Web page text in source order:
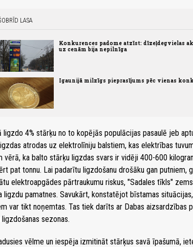
LASA
Konkurences padome atzīst: dīzeļdegvielas
uz cenām bija nepilnīga
Igaunijā milzīgs pieprasījums pēc vienas
ligzdo 4% stārķu no to kopējās populācijas pasaulē jeb
atrodas uz elektrolīniju balstiem, kas elektrības
vērā, ka balto stārķu ligzdas svars ir vidēji 400-600
pat tonnu. Lai padarītu ligzdošanu drošāku gan
elektroapgādes pārtraukumu riskus, "Sadales tīkls"
ligzdu pamatnes. Savukārt, konstatējot bīstamas
var tikt noņemtas. Tas tiek darīts ar Dabas aizsardzības
sezonas.
vēlme un iespēja izmitināt stārķus savā īpašumā,